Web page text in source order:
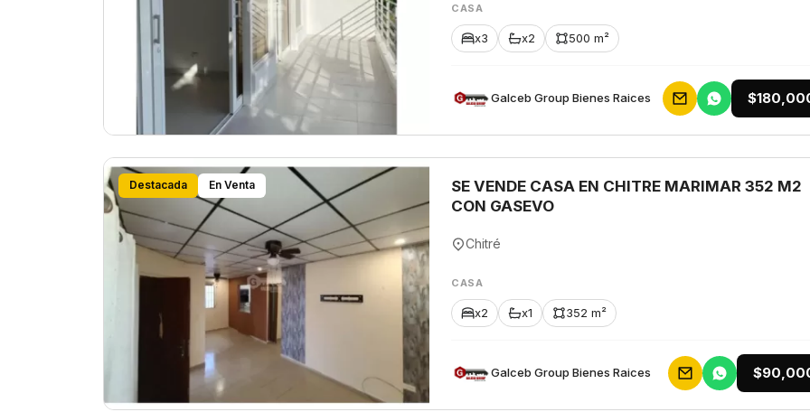
CASA
x3 x2 500 m²
Galceb Group Bienes Raices
Destacada En Venta
SE VENDE CASA EN CHITRE MARIMAR 352 M2
CON GASEVO
Chitré
CASA
x2 x1 352 m²
Galceb Group Bienes Raices